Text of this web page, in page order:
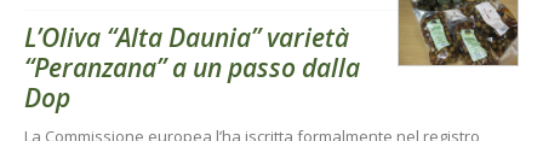
L’Oliva “Alta Daunia” varietà
“Peranzana” a un passo dalla
Dop
La Commissione europea l’ha iscritta formalmente nel registro